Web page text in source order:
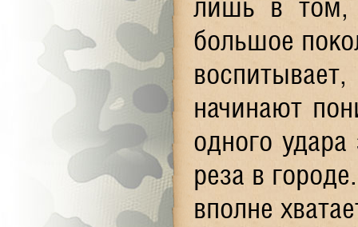
большое
начинают
одного
реза в
вполне